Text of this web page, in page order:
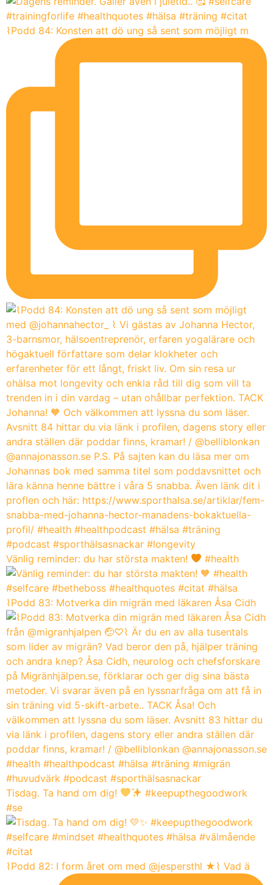
⌇Podd 84: Konsten att dö ung så sent som möjligt m
Vänlig reminder: du har största makten! #health
⌇Podd 83: Motverka din migrän med läkaren Åsa Cidh
Tisdag. Ta hand om dig!
#keepupthegoodwork
#se
⌇Podd 82: I form året om med @jespersthl ★⌇ Vad ä